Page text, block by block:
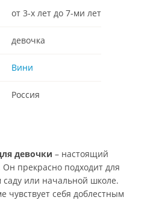
от 3-х лет до 7-ми лет
девочка
Вини
Россия
девочки – настоящий
прекрасно подходит для
или начальной школе.
чувствует себя доблестным